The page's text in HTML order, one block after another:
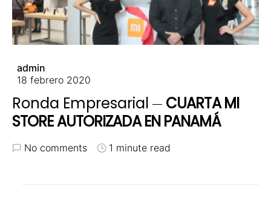
admin
18 febrero 2020
Ronda Empresarial
CUARTA MI
STORE AUTORIZADA EN PANAMÁ
No comments 1 minute read